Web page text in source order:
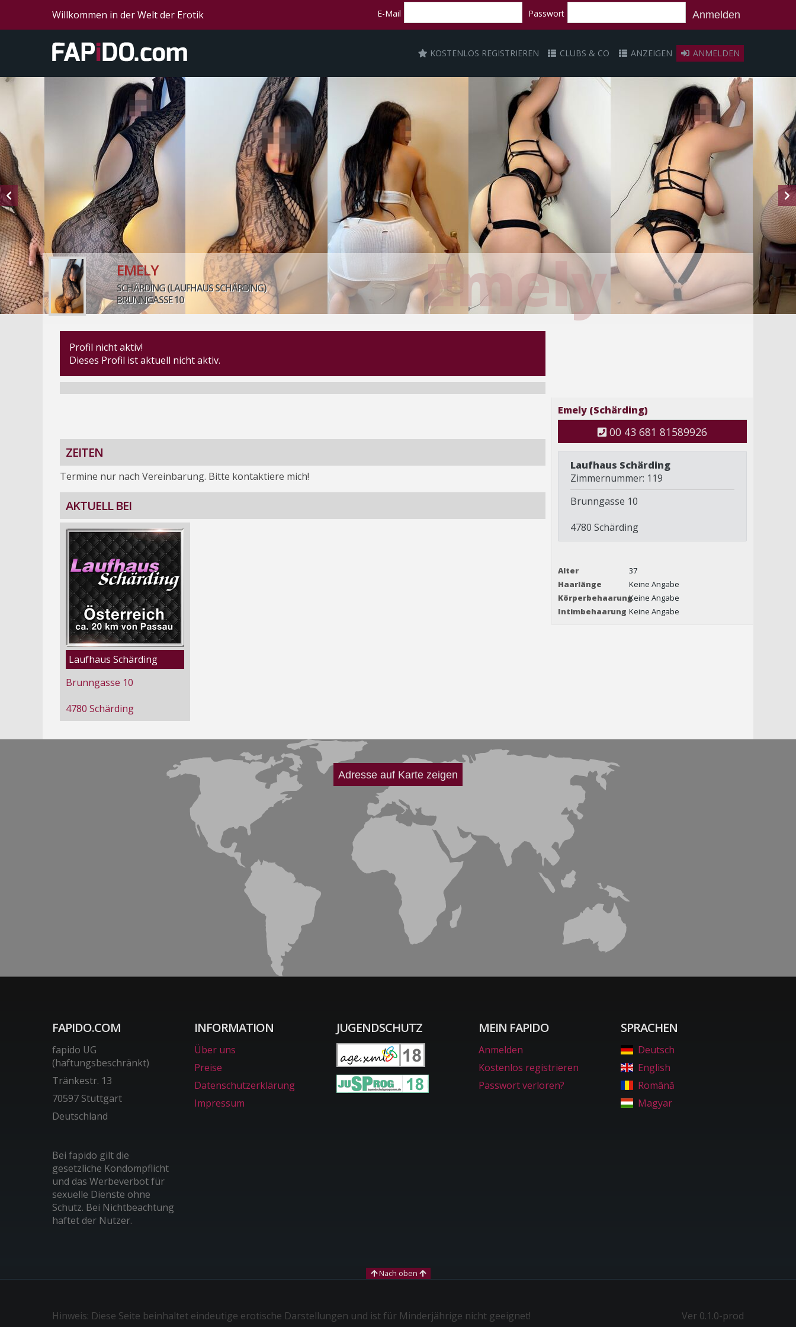
Willkommen in der Welt der Erotik E-Mail Passwort Anmelden
KOSTENLOS REGISTRIEREN CLUBS & CO ANZEIGEN ANMELDEN
Emely
EMELY
SCHÄRDING (LAUFHAUS SCHÄRDING)
BRUNNGASSE 10
Emely (Schärding)
00 43 681 81589926
Laufhaus Schärding
Zimmernummer: 119
Brunngasse 10
4780 Schärding
Alter
37
Haarlänge
Keine Angabe
KörperbehaarungKeine Angabe
Intimbehaarung Keine Angabe
Profil nicht aktiv!
Dieses Profil ist aktuell nicht aktiv.
ZEITEN
Termine nur nach Vereinbarung. Bitte kontaktiere mich!
AKTUELL BEI
Laufhaus Schärding
Brunngasse 10
4780 Schärding
Adresse auf Karte zeigen
FAPIDO.COM
fapido UG
(haftungsbeschränkt)
Tränkestr. 13
70597 Stuttgart
Deutschland
Bei fapido gilt die
gesetzliche Kondompflicht
und das Werbeverbot für
sexuelle Dienste ohne
Schutz. Bei Nichtbeachtung
haftet der Nutzer.
INFORMATION
Über uns
Preise
Datenschutzerklärung
Impressum
JUGENDSCHUTZ MEIN FAPIDO
Anmelden
Kostenlos registrieren
Passwort verloren?
SPRACHEN
Deutsch
English
Română
Magyar
Nach oben
Hinweis: Diese Seite beinhaltet eindeutige erotische Darstellungen und ist für Minderjährige nicht geeignet! Ver 0.1.0-prod